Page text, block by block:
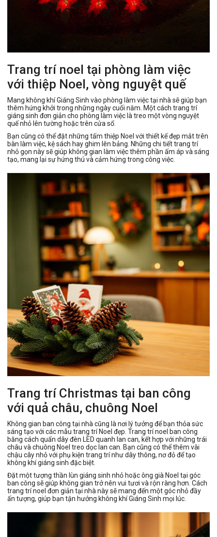
Trang trí noel tại phòng làm việc
với thiệp Noel, vòng nguyệt quế
Mang không khí Giáng Sinh vào phòng làm việc tại nhà sẽ giúp bạn
thêm hứng khởi trong những ngày cuối năm. Một cách trang trí
giáng sinh đơn giản cho phòng làm việc là treo một vòng nguyệt
quế nhỏ lên tường hoặc trên cửa sổ.
Bạn cũng có thể đặt những tấm thiệp Noel với thiết kế đẹp mắt trên
bàn làm việc, kệ sách hay ghim lên bảng. Những chi tiết trang trí
nhỏ gọn này sẽ giúp không gian làm việc thêm phần ấm áp và sáng
tạo, mang lại sự hứng thú và cảm hứng trong công việc.
Trang trí Christmas tại ban công
với quả châu, chuông Noel
Không gian ban công tại nhà cũng là nơi lý tưởng để bạn thỏa sức
sáng tạo với các mẫu trang trí Noel đẹp. Trang trí noel ban công
bằng cách quấn dây đèn LED quanh lan can, kết hợp với những trái
châu và chuông Noel treo dọc lan can. Bạn cũng có thể thêm vài
chậu cây nhỏ với phụ kiện trang trí như dây thông, nơ đỏ để tạo
không khí giáng sinh đặc biệt.
Đặt một tượng thần lùn giáng sinh nhỏ hoặc ông già Noel tại góc
ban công sẽ giúp không gian trở nên vui tươi và rộn ràng hơn. Cách
trang trí noel đơn giản tại nhà này sẽ mang đến một góc nhỏ đầy
ấn tượng, giúp bạn tận hưởng không khí Giáng Sinh mọi lúc.